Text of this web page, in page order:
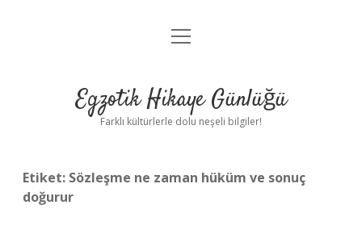
Anasayfa
Yasal Uyarı
menüyü
Egzotik Hikaye Günlüğü
Farklı kültürlerle dolu neşeli bilgiler!
Etiket: Sözleşme ne zaman hüküm ve sonuç
doğurur